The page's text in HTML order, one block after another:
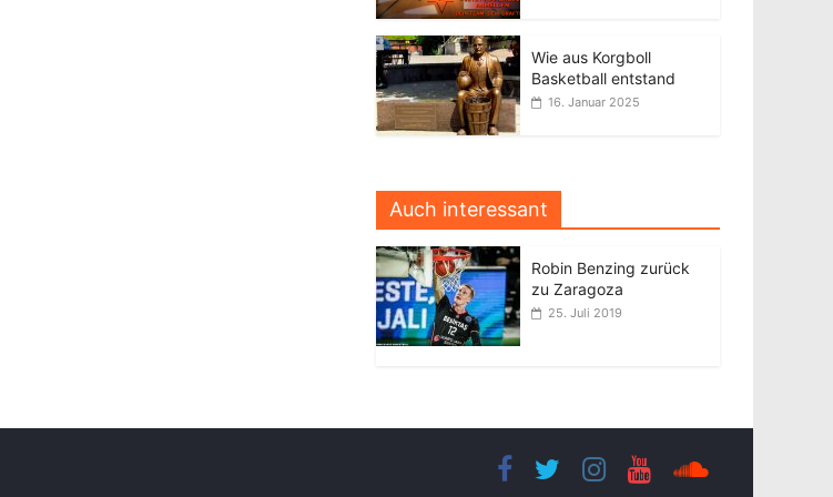
Wie aus Korgboll
Basketball entstand
16. Januar 2025
Auch interessant
Robin Benzing zurück
zu Zaragoza
25. Juli 2019